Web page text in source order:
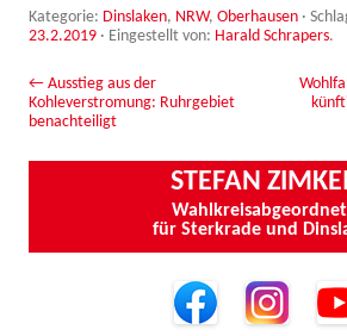
Kategorie: Dinslaken, NRW, Oberhausen ·
23.2.2019 · Eingestellt von: Harald Schrapers.
Beitrags-Navigation
← Ausstieg aus der
Kohleverstromung: Ruhrgebiet
benachteiligt
STEFAN
für Sterkrade und